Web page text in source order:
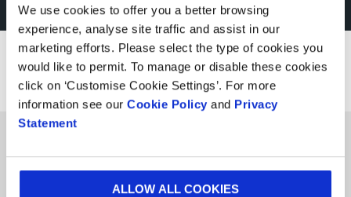
We use cookies to offer you a better browsing
experience, analyse site traffic and assist in our
marketing efforts. Please select the type of cookies you
would like to permit. To manage or disable these cookies
click on ‘Customise Cookie Settings’. For more
information see our Cookie Policy and Privacy
Statement
ALLOW ALL COOKIES
našich obalových řešení
pro nápoje